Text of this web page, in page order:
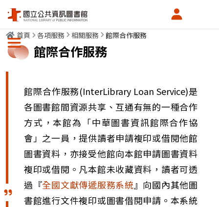
會員中心
選單按鈕
首頁 各項服務 相關服務 館際合作服務
館際合作服務
館際合作服務(InterLibrary Loan Service)是
各圖書館間資源共享、互通有無的一種合作
方式，本館為「中華圖書資訊館際合作協
會」之一員，提供讀者申請複印或借閱他館
圖書資料，亦接受他館向本館申請圖書資料
複印或借閱。凡本館未收藏資料，讀者可透
過『全國文獻傳遞服務系統』向國內其他圖
書館進行文件複印或圖書借閱申請。本系統